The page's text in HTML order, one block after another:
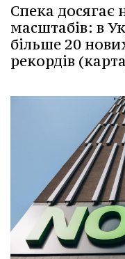
Спека досягає
масштабів: в
більше 20
рекордів